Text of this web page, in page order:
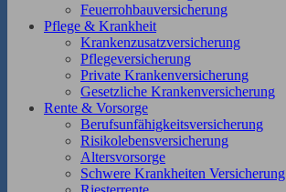
Feuerrohbauversicherung
Pflege & Krankheit
Krankenzusatzversicherung
Pflegeversicherung
Private Krankenversicherung
Gesetzliche Krankenversicherung
Rente & Vorsorge
Berufs­unfähigkeitsversicherung
Risikolebensversicherung
Altersvorsorge
Schwere Krankheiten Versicherung